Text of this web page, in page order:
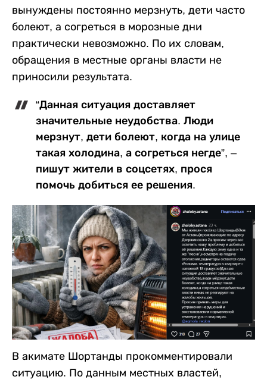
вынуждены постоянно мерзнуть, дети часто
болеют, а согреться в морозные дни
практически невозможно. По их словам,
обращения в местные органы власти не
приносили результата.
“Данная ситуация доставляет
значительные неудобства. Люди
мерзнут, дети болеют, когда на улице
такая холодина, а согреться негде”, –
пишут жители в соцсетях, прося
помочь добиться ее решения.
В акимате Шортанды прокомментировали
ситуацию. По данным местных властей,